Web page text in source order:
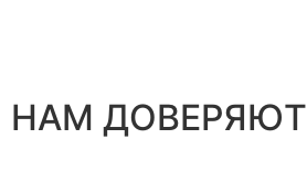
НАМ ДОВЕРЯЮТ